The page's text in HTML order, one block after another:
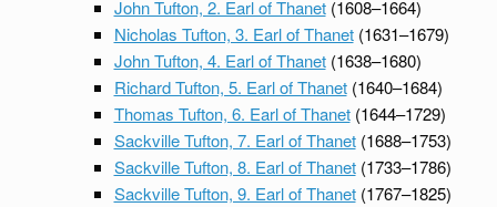
John Tufton, 2. Earl of Thanet(1608–1664)
Nicholas Tufton, 3. Earl of Thanet(1631–1679)
John Tufton, 4. Earl of Thanet(1638–1680)
Richard Tufton, 5. Earl of Thanet(1640–1684)
Thomas Tufton, 6. Earl of Thanet(1644–1729)
Sackville Tufton, 7. Earl of Thanet(1688–1753)
Sackville Tufton, 8. Earl of Thanet(1733–1786)
Sackville Tufton, 9. Earl of Thanet(1767–1825)